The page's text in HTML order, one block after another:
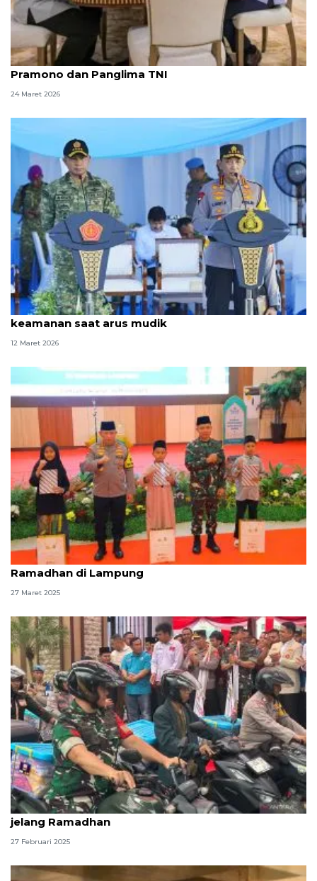
Idul Fitri, Seskab Teddy silaturahmi dengan
Pramono dan Panglima TNI
24 Maret 2026
TNI kerahkan 105.365 personel untuk jaga
keamanan saat arus mudik
12 Maret 2026
Kapolri-Panglima TNI perkuat sinergi hadiri Safari
Ramadhan di Lampung
27 Maret 2025
Kapolri dan Panglima bagikan 161.411 paket bansos
jelang Ramadhan
27 Februari 2025